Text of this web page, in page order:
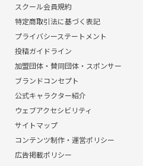
スクール会員規約
特定商取引法に基づく表記
プライバシーステートメント
投稿ガイドライン
加盟団体・賛同団体・スポンサー
ブランドコンセプト
公式キャラクター紹介
ウェブアクセシビリティ
サイトマップ
コンテンツ制作・運営ポリシー
広告掲載ポリシー